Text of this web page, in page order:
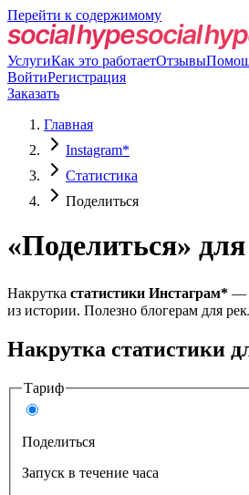
Перейти к содержимому
УслугиКак это работаетОтзывы
ВойтиРегистрация
Заказать
Главная
Instagram*
Статистика
Поделиться
«Поделиться»
Накрутка статистики Инстаграм* —
из истории. Полезно блогерам для
Накрутка статистики
Тариф
Поделиться
Запуск в течение часа